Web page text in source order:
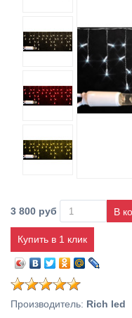
3 800 руб
Купить в 1 клик
Производитель: Rich led